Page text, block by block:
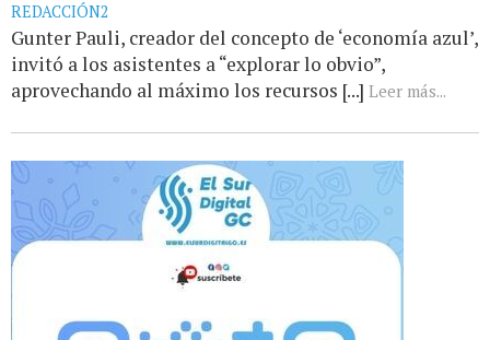
REDACCIÓN2
Gunter Pauli, creador del concepto de ‘economía azul’,
invitó a los asistentes a “explorar lo obvio”,
aprovechando al máximo los recursos [...] Leer más...